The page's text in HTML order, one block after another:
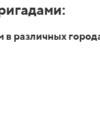
различных